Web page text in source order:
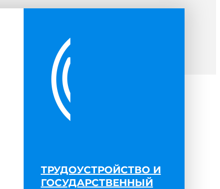
ТРУДОУСТРОЙСТВО И
ГОСУДАРСТВЕННЫЙ